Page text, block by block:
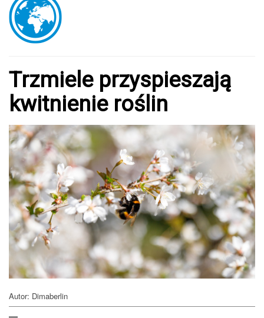
Trzmiele przyspieszają
kwitnienie roślin
Autor: Dimaberlin